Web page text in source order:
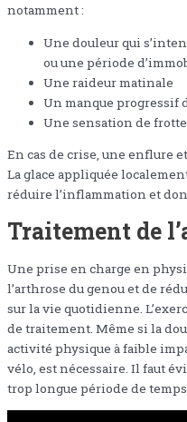
notamment :
Une douleur qui
ou une période
Une raideur matinale
Un manque progressif
Une sensation de
En cas de crise, une enflure
La glace appliquée
réduire l’inflammation et
Traitement de
Une prise en charge en
l’arthrose du genou et de
sur la vie quotidienne.
de traitement. Même si la
activité physique à faible
vélo, est nécessaire. Il faut
trop longue période de